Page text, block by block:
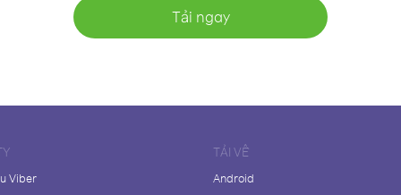
Tải ngay
Viber
TẢI VỀ
Android